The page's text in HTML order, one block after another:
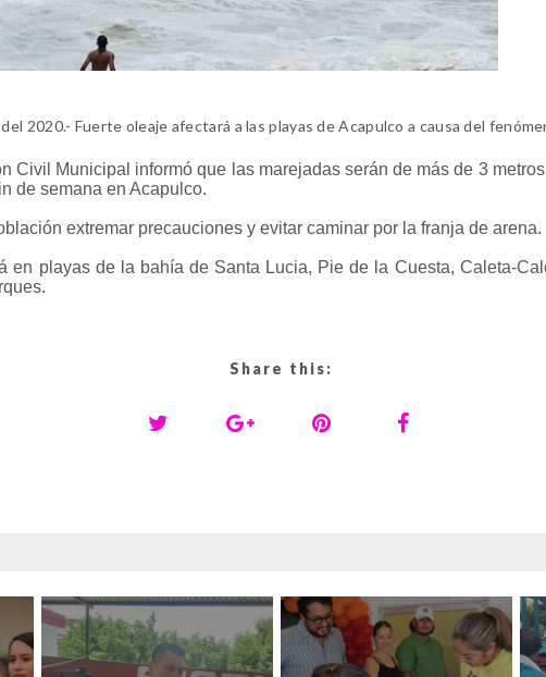
2020.- Fuerte oleaje afectará a las playas de Acapulco a causa del
Civil Municipal informó que las marejadas serán de más de 3
de semana en Acapulco.
extremar precauciones y evitar caminar por la franja de arena.
en playas de la bahía de Santa Lucia, Pie de la Cuesta, Caleta-
Share this: